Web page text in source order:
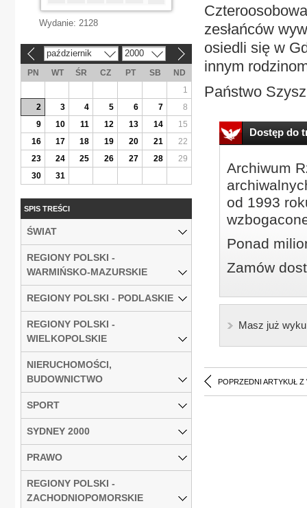
zesłańców
osiedli się w
innym
Państwo
Dostęp do
Archiwum
od 1993
Ponad
Zamów
Masz już
POPRZEDNI ARTYKUŁ Z
Wydanie: 2128
październik 2000
PN WT ŚR CZ PT SB
ND
1
2
3 4 5 6 7
8
9
10 11 12 13 14
15
16
17 18 19 20 21
22
23
24 25 26 27 28
29
30
31
SPIS TREŚCI
ŚWIAT
REGIONY POLSKI -
WARMIŃSKO-MAZURSKIE
REGIONY POLSKI - PODLASKIE
REGIONY POLSKI -
WIELKOPOLSKIE
NIERUCHOMOŚCI,
BUDOWNICTWO
SPORT
SYDNEY 2000
PRAWO
REGIONY POLSKI -
ZACHODNIOPOMORSKIE